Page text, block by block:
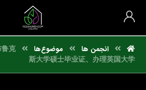
انجمن ها موضوع‌ها
克
斯大学硕士毕业证、办理英国大学